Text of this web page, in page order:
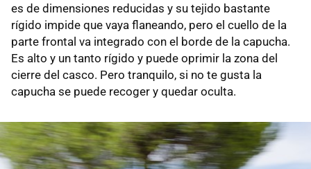
es de dimensiones reducidas y su tejido bastante
rígido impide que vaya flaneando, pero el cuello de la
parte frontal va integrado con el borde de la capucha.
Es alto y un tanto rígido y puede oprimir la zona del
cierre del casco. Pero tranquilo, si no te gusta la
capucha se puede recoger y quedar oculta.